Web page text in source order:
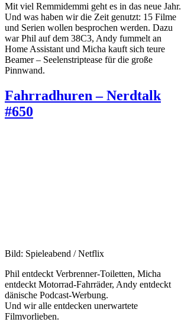
Mit viel Remmidemmi geht es in das neue Jahr.
Und was haben wir die Zeit genutzt: 15 Filme
und Serien wollen besprochen werden. Dazu
war Phil auf dem 38C3, Andy fummelt an
Home Assistant und Micha kauft sich teure
Beamer – Seelenstriptease für die große
Pinnwand.
Fahrradhuren – Nerdtalk
#650
Bild: Spieleabend / Netflix
Phil entdeckt Verbrenner-Toiletten, Micha
entdeckt Motorrad-Fahrräder, Andy entdeckt
dänische Podcast-Werbung.
Und wir alle entdecken unerwartete
Filmvorlieben.